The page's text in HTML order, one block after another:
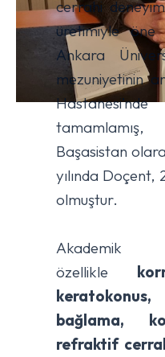
cerrahi
üretimiyle öne
Ankara
mezuniyetinin
Başasistan
yılında Doçent,
olmuştur.
özellikle
bağlama,
refraktif